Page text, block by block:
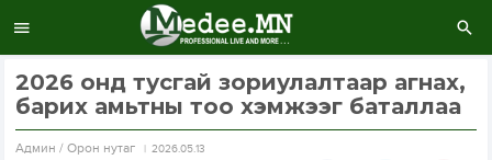
2026 онд тусгай зориулалтаар агнах,
барих амьтны тоо хэмжээг баталлаа
Aдмин / Орон нутаг 2026.05.13